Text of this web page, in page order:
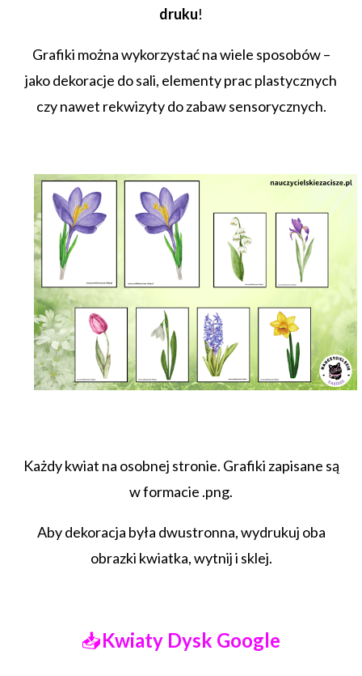
druku!
Grafiki można wykorzystać na wiele sposobów –
jako dekoracje do sali, elementy prac plastycznych
czy nawet rekwizyty do zabaw sensorycznych.
Każdy kwiat na osobnej stronie. Grafiki zapisane są
w formacie .png.
Aby dekoracja była dwustronna, wydrukuj oba
obrazki kwiatka, wytnij i sklej.
📥Kwiaty Dysk Google